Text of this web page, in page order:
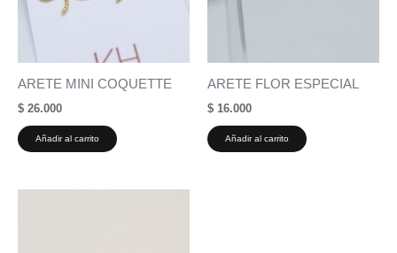
ARETE MINI COQUETTE
$ 26.000
Añadir al carrito
ARETE FLOR ESPECIAL
$ 16.000
Añadir al carrito